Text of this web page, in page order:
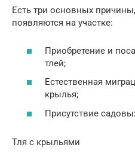
Есть три основных
появляются на участке:
Приобретение и
тлей;
Естественная
крылья;
Присутствие
Тля с крыльями